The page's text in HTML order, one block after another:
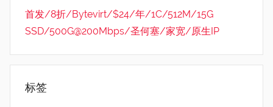
首发/8折/Bytevirt/$24/年/1C/512M/15G
SSD/500G@200Mbps/圣何塞/家宽/原生IP
标签